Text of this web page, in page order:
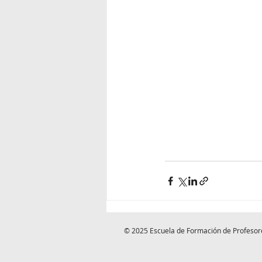
© 2025 Escuela de Formación de